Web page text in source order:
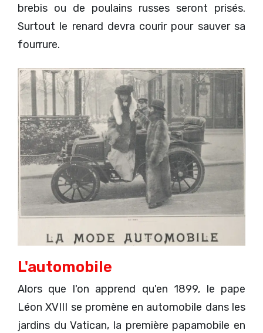
brebis ou de poulains russes seront prisés.
Surtout le renard devra courir pour sauver sa
fourrure.
L'automobile
Alors que l'on apprend qu'en 1899, le pape
Léon XVIII se promène en automobile dans les
jardins du Vatican, la première papamobile en